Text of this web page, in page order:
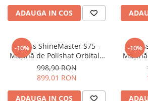
Kit-uri Detailing
Seria PRO (5L & 25L)
Interior
Jante şi Anvelope
Compartiment Motor
Paint Protection Film (PPF)
ADAUGA IN COS
-10%
Krauss ShineMaster S75 -
Mașină de Polishat Orbitală
(12mm)
998,90 RON
899,01 RON
ADAUGA IN COS
-10%